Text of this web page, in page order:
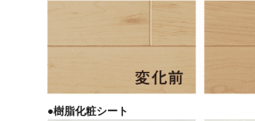
●樹脂化粧シート